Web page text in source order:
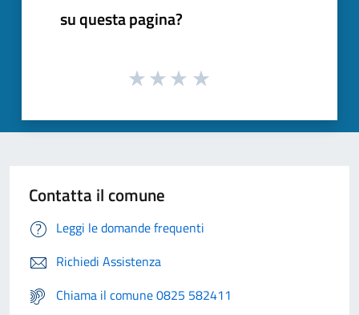
su questa pagina?
Contatta il comune
Leggi le domande frequenti
Richiedi Assistenza
Chiama il comune 0825 582411